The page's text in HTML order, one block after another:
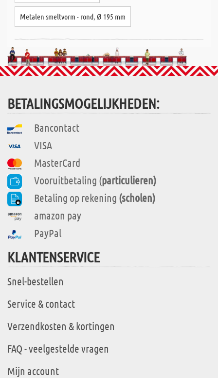
Metalen smeltvorm - rond, Ø 195 mm
BETALINGSMOGELIJKHEDEN:
Bancontact
VISA
MasterCard
Vooruitbetaling (particulieren)
Betaling op rekening (scholen)
amazon pay
PayPal
KLANTENSERVICE
Snel-bestellen
Service & contact
Verzendkosten & kortingen
FAQ - veelgestelde vragen
Mijn account